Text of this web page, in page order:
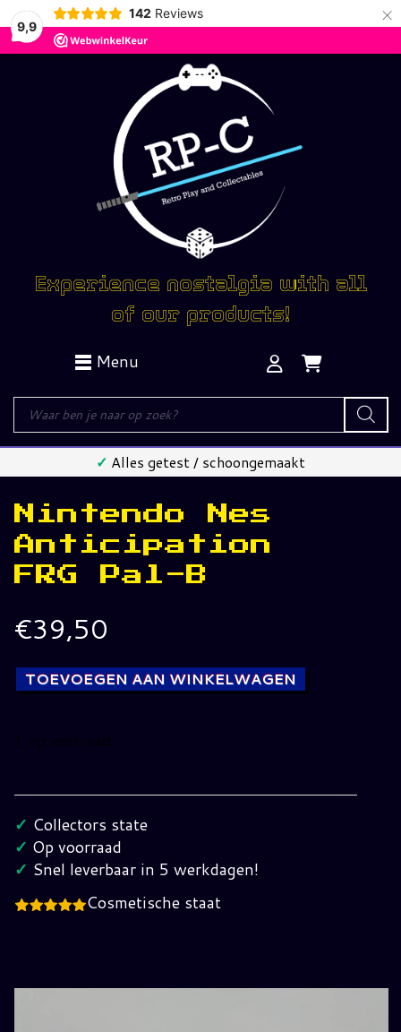
9,9
142 Reviews ×
Experience nostalgia with all
of our products!
Menu
Producten
zoeken
✓ Alles getest / schoongemaakt
Nintendo Nes
Anticipation
FRG Pal-B
€39,50
TOEVOEGEN AAN WINKELWAGEN
1 op voorraad
Nes
Anticipation
FRG
Pal-
hoeveelheid
✓ Collectors state
✓ Op voorraad
✓ Snel leverbaar in 5 werkdagen!
Cosmetische staat